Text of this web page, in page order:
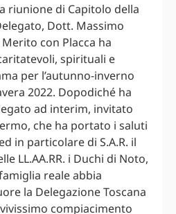
riunione di Capitolo della
Dott. Massimo
con Placca ha
spirituali e
per l’autunno-inverno
2022. Dopodiché ha
ad interim, invitato
che ha portato i saluti
in particolare di S.A.R. il
LL.AA.RR. i Duchi di Noto,
reale abbia
la Delegazione Toscana
compiacimento